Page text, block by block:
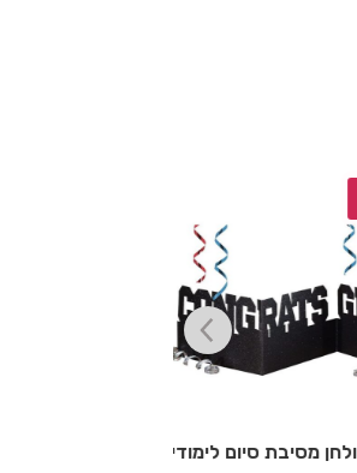
בלון מילר סיום לימודים